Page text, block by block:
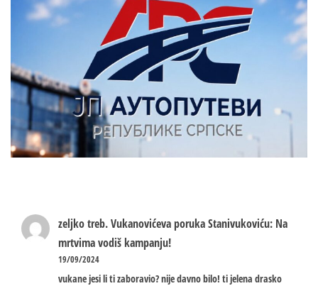
zeljko treb.Vukanovićeva poruka Stanivukoviću: Na
mrtvima vodiš kampanju!
19/09/2024
vukane jesi li ti zaboravio? nije davno bilo! ti jelena drasko